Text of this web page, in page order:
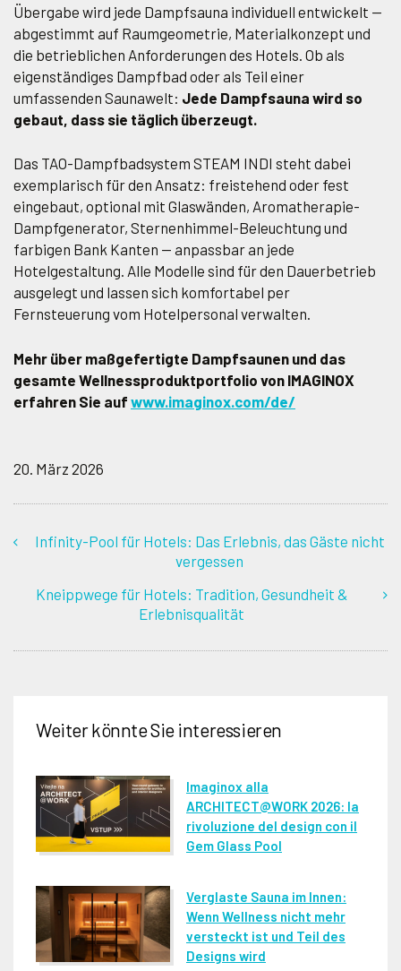
Übergabe wird jede Dampfsauna individuell entwickelt —
abgestimmt auf Raumgeometrie, Materialkonzept und
die betrieblichen Anforderungen des Hotels. Ob als
eigenständiges Dampfbad oder als Teil einer
umfassenden Saunawelt: Jede Dampfsauna wird so
gebaut, dass sie täglich überzeugt.
Das TAO-Dampfbadsystem STEAM INDI steht dabei
exemplarisch für den Ansatz: freistehend oder fest
eingebaut, optional mit Glaswänden, Aromatherapie-
Dampfgenerator, Sternenhimmel-Beleuchtung und
farbigen Bank Kanten — anpassbar an jede
Hotelgestaltung. Alle Modelle sind für den Dauerbetrieb
ausgelegt und lassen sich komfortabel per
Fernsteuerung vom Hotelpersonal verwalten.
Mehr über maßgefertigte Dampfsaunen und das
gesamte Wellnessproduktportfolio von IMAGINOX
erfahren Sie auf www.imaginox.com/de/
20. März 2026
Infinity-Pool für Hotels: Das Erlebnis, das Gäste nicht
vergessen
Kneippwege für Hotels: Tradition, Gesundheit &
Erlebnisqualität
Weiter könnte Sie interessieren
Imaginox alla
ARCHITECT@WORK 2026: la
rivoluzione del design con il
Gem Glass Pool
Verglaste Sauna im Innen:
Wenn Wellness nicht mehr
versteckt ist und Teil des
Designs wird